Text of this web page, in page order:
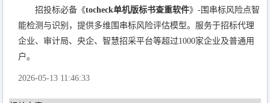
招投标必备《tocheck单机版标书查重软件》-围串标风险点智
能检测与识别，提供多维围串标风险评估模型。服务于招标代理
企业、审计局、央企、智慧招采平台等超过1000家企业及普通用
户。
2026-05-13 11:46:33